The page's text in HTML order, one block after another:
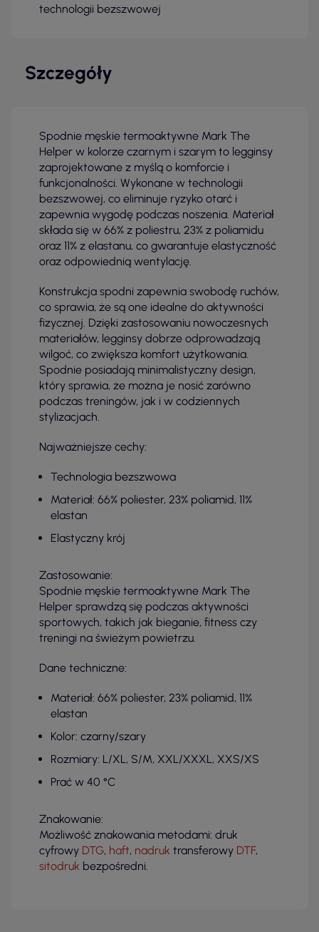
technologii bezszwowej
Szczegóły
Spodnie męskie termoaktywne Mark The
Helper w kolorze czarnym i szarym to legginsy
zaprojektowane z myślą o komforcie i
funkcjonalności. Wykonane w technologii
bezszwowej, co eliminuje ryzyko otarć i
zapewnia wygodę podczas noszenia. Materiał
składa się w 66% z poliestru, 23% z poliamidu
oraz 11% z elastanu, co gwarantuje elastyczność
oraz odpowiednią wentylację.
Konstrukcja spodni zapewnia swobodę ruchów,
co sprawia, że są one idealne do aktywności
fizycznej. Dzięki zastosowaniu nowoczesnych
materiałów, legginsy dobrze odprowadzają
wilgoć, co zwiększa komfort użytkowania.
Spodnie posiadają minimalistyczny design,
który sprawia, że można je nosić zarówno
podczas treningów, jak i w codziennych
stylizacjach.
Najważniejsze cechy:
Technologia bezszwowa
Materiał: 66% poliester, 23% poliamid, 11%
elastan
Elastyczny krój
Zastosowanie:
Spodnie męskie termoaktywne Mark The
Helper sprawdzą się podczas aktywności
sportowych, takich jak bieganie, fitness czy
treningi na świeżym powietrzu.
Dane techniczne:
Materiał: 66% poliester, 23% poliamid, 11%
elastan
Kolor: czarny/szary
Rozmiary: L/XL, S/M, XXL/XXXL, XXS/XS
Prać w 40 °C
Znakowanie:
Możliwość znakowania metodami: druk
cyfrowy DTG, haft, nadruk transferowy DTF,
sitodruk bezpośredni.